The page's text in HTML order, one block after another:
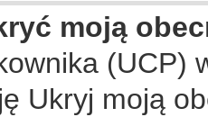
moją
(UCP)
Ukryj moją